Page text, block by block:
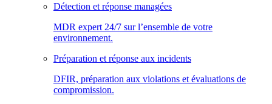
Détection et réponse managées
MDR expert 24/7 sur l’ensemble de votre
environnement.
Préparation et réponse aux incidents
DFIR, préparation aux violations et évaluations de
compromission.